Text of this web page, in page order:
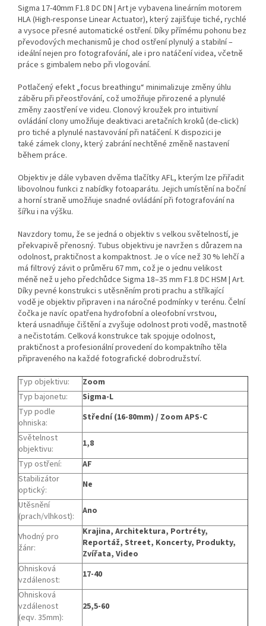
Sigma 17-40mm F1.8 DC DN | Art je vybavena lineárním motorem
HLA (High-response Linear Actuator), který zajišťuje tiché, rychlé
a vysoce přesné automatické ostření. Díky přímému pohonu bez
převodových mechanismů je chod ostření plynulý a stabilní –
ideální nejen pro fotografování, ale i pro natáčení videa, včetně
práce s gimbalem nebo při vlogování.
Potlačený efekt „focus breathingu“ minimalizuje změny úhlu
záběru při přeostřování, což umožňuje přirozené a plynulé
změny zaostření ve videu. Clonový kroužek pro intuitivní
ovládání clony umožňuje deaktivaci aretačních kroků (de-click)
pro tiché a plynulé nastavování při natáčení. K dispozici je
také zámek clony, který zabrání nechtěné změně nastavení
během práce.
Objektiv je dále vybaven dvěma tlačítky AFL, kterým lze přiřadit
libovolnou funkci z nabídky fotoaparátu. Jejich umístění na boční
a horní straně umožňuje snadné ovládání při fotografování na
šířku i na výšku.
Navzdory tomu, že se jedná o objektiv s velkou světelností, je
překvapivě přenosný. Tubus objektivu je navržen s důrazem na
odolnost, praktičnost a kompaktnost. Je o více než 30 % lehčí a
má filtrový závit o průměru 67 mm, což je o jednu velikost
méně než u jeho předchůdce Sigma 18–35 mm F1.8 DC HSM | Art.
Díky pevné konstrukci s utěsněním proti prachu a stříkající
vodě je objektiv připraven i na náročné podmínky v terénu. Čelní
čočka je navíc opatřena hydrofobní a oleofobní vrstvou,
která usnadňuje čištění a zvyšuje odolnost proti vodě, mastnotě
a nečistotám. Celková konstrukce tak spojuje odolnost,
praktičnost a profesionální provedení do kompaktního těla
připraveného na každé fotografické dobrodružství.
Typ objektivu:
Zoom
Typ bajonetu:
Sigma-L
Typ podle
ohniska:
Střední (16-80mm) / Zoom APS-C
Světelnost
objektivu:
1,8
Typ ostření:
AF
Stabilizátor
optický:
Ne
Utěsnění
(prach/vlhkost): Ano
Vhodný pro
žánr:
Krajina, Architektura, Portréty,
Reportáž, Street, Koncerty, Produkty,
Zvířata, Video
Ohnisková
vzdálenost:
17-40
Ohnisková
vzdálenost
(eqv. 35mm):
25,5-60